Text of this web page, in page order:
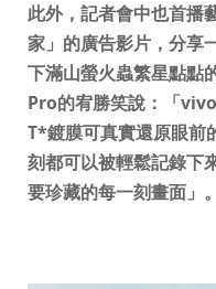
此外，記者會中也首播
家」的廣告影片，分享
下滿山螢火蟲繁星點點
Pro的宥勝笑說：「vivo
T*鍍膜可真實還原眼前
刻都可以被輕鬆記錄下
要珍藏的每一刻畫面」。